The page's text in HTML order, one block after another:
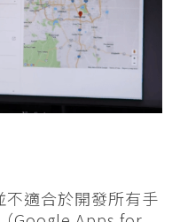
適合於開發所有手